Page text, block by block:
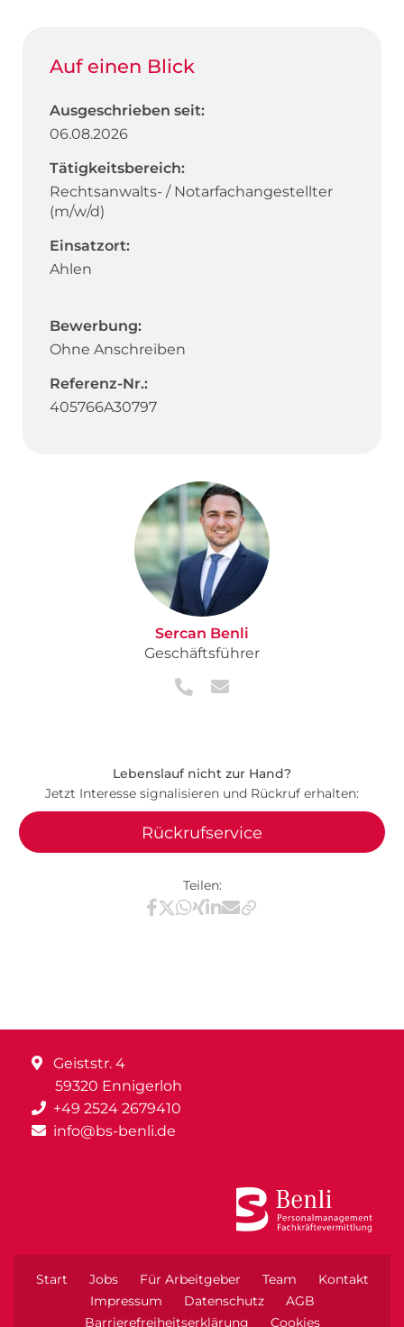
Auf einen Blick
Ausgeschrieben seit:
06.08.2026
Tätigkeitsbereich:
Rechtsanwalts- / Notarfachangestellter
(m/w/d)
Einsatzort:
Ahlen
Bewerbung:
Ohne Anschreiben
Referenz-Nr.:
405766A30797
Sercan Benli
Geschäftsführer
Lebenslauf nicht zur Hand?
Jetzt Interesse signalisieren und Rückruf erhalten:
Rückrufservice
Teilen:
Teilen via Facebook
Teilen via X / Twitter
Teilen via WhatsApp
Teilen via Xing
Teilen via LinkedIn
Teilen via E-Mail
Geiststr. 4
59320 Ennigerloh
+49 2524 2679410
info@bs-benli.de
Start Jobs Für Arbeitgeber Team
Kontakt
Impressum
Datenschutz
AGB
Barrierefreiheitserklärung
Cookies